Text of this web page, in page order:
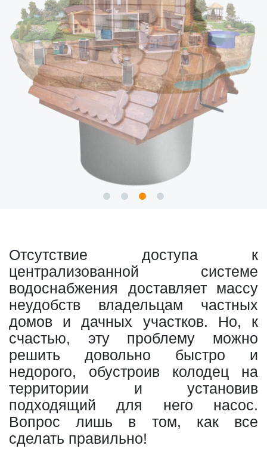
Отсутствие доступа к
централизованной системе
водоснабжения доставляет массу
неудобств владельцам частных
домов и дачных участков. Но, к
счастью, эту проблему можно
решить довольно быстро и
недорого, обустроив колодец на
территории и установив
подходящий для него насос.
Вопрос лишь в том, как все
сделать правильно!